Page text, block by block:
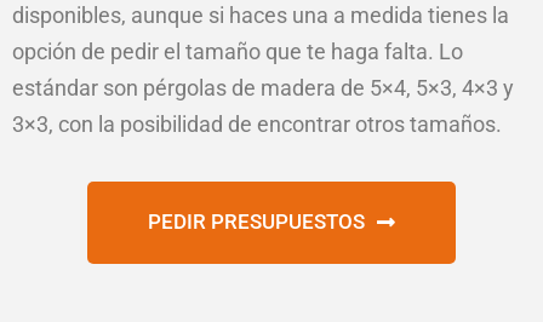
disponibles, aunque si haces una a medida tienes la
opción de pedir el tamaño que te haga falta. Lo
estándar son pérgolas de madera de 5×4, 5×3, 4×3 y
3×3, con la posibilidad de encontrar otros tamaños.
PEDIR PRESUPUESTOS